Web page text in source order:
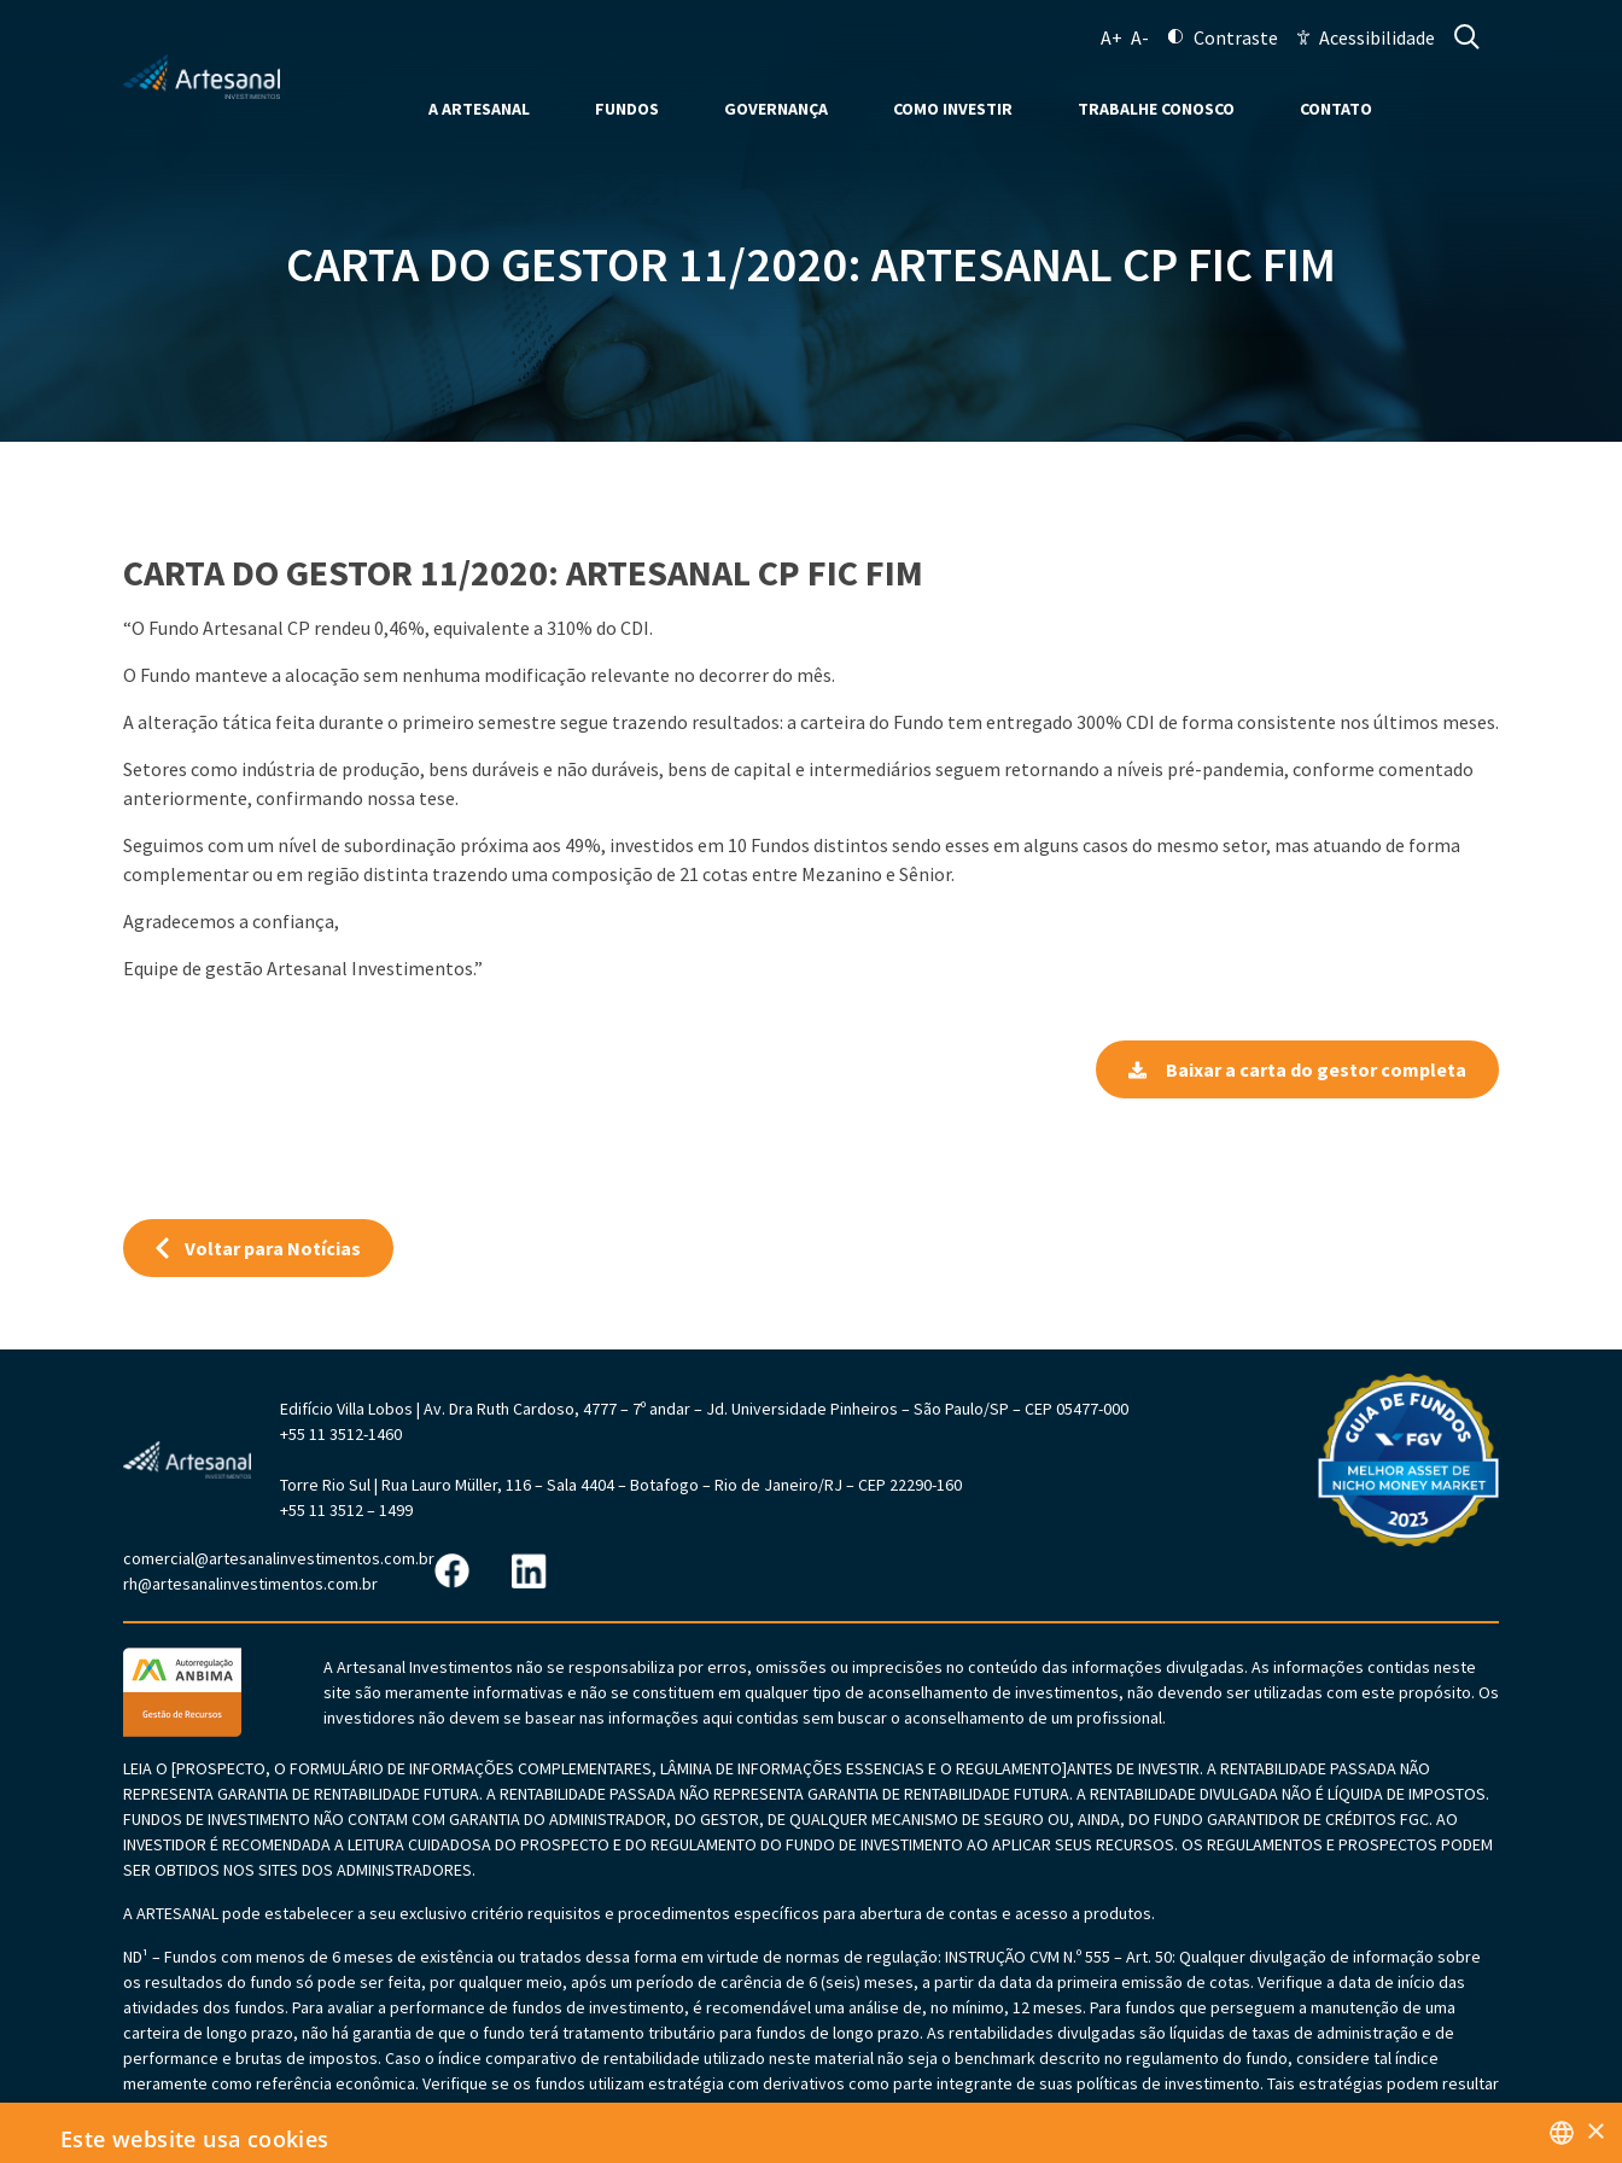
A+ A- Contraste Acessibilidade
A ARTESANAL FUNDOS GOVERNANÇA COMO INVESTIR TRABALHE CONOSCO CONTATO
CARTA DO GESTOR 11/2020: ARTESANAL CP FIC FIM
CARTA DO GESTOR 11/2020: ARTESANAL CP FIC FIM
“O Fundo Artesanal CP rendeu 0,46%, equivalente a 310% do CDI.
O Fundo manteve a alocação sem nenhuma modificação relevante no decorrer do mês.
A alteração tática feita durante o primeiro semestre segue trazendo resultados: a carteira do Fundo tem entregado 300% CDI de forma consistente nos últimos meses.
Setores como indústria de produção, bens duráveis e não duráveis, bens de capital e intermediários seguem retornando a níveis pré-pandemia, conforme comentado
anteriormente, confirmando nossa tese.
Seguimos com um nível de subordinação próxima aos 49%, investidos em 10 Fundos distintos sendo esses em alguns casos do mesmo setor, mas atuando de forma
complementar ou em região distinta trazendo uma composição de 21 cotas entre Mezanino e Sênior.
Agradecemos a confiança,
Equipe de gestão Artesanal Investimentos.”
Baixar a carta do gestor completa
Voltar para Notícias
Edifício Villa Lobos | Av. Dra Ruth Cardoso, 4777 – 7º andar – Jd. Universidade Pinheiros – São Paulo/SP – CEP 05477-000
+55 11 3512-1460
Torre Rio Sul | Rua Lauro Müller, 116 – Sala 4404 – Botafogo – Rio de Janeiro/RJ – CEP 22290-160
+55 11 3512 – 1499
comercial@artesanalinvestimentos.com.br
rh@artesanalinvestimentos.com.br
A Artesanal Investimentos não se responsabiliza por erros, omissões ou imprecisões no conteúdo das informações divulgadas. As informações contidas neste
site são meramente informativas e não se constituem em qualquer tipo de aconselhamento de investimentos, não devendo ser utilizadas com este propósito. Os
investidores não devem se basear nas informações aqui contidas sem buscar o aconselhamento de um profissional.
LEIA O [PROSPECTO, O FORMULÁRIO DE INFORMAÇÕES COMPLEMENTARES, LÂMINA DE INFORMAÇÕES ESSENCIAS E O REGULAMENTO]ANTES DE INVESTIR. A RENTABILIDADE PASSADA NÃO
REPRESENTA GARANTIA DE RENTABILIDADE FUTURA. A RENTABILIDADE PASSADA NÃO REPRESENTA GARANTIA DE RENTABILIDADE FUTURA. A RENTABILIDADE DIVULGADA NÃO É LÍQUIDA DE IMPOSTOS.
FUNDOS DE INVESTIMENTO NÃO CONTAM COM GARANTIA DO ADMINISTRADOR, DO GESTOR, DE QUALQUER MECANISMO DE SEGURO OU, AINDA, DO FUNDO GARANTIDOR DE CRÉDITOS FGC. AO
INVESTIDOR É RECOMENDADA A LEITURA CUIDADOSA DO PROSPECTO E DO REGULAMENTO DO FUNDO DE INVESTIMENTO AO APLICAR SEUS RECURSOS. OS REGULAMENTOS E PROSPECTOS PODEM
SER OBTIDOS NOS SITES DOS ADMINISTRADORES.
A ARTESANAL pode estabelecer a seu exclusivo critério requisitos e procedimentos específicos para abertura de contas e acesso a produtos.
ND¹ – Fundos com menos de 6 meses de existência ou tratados dessa forma em virtude de normas de regulação: INSTRUÇÃO CVM N.º 555 – Art. 50: Qualquer divulgação de informação sobre
os resultados do fundo só pode ser feita, por qualquer meio, após um período de carência de 6 (seis) meses, a partir da data da primeira emissão de cotas. Verifique a data de início das
atividades dos fundos. Para avaliar a performance de fundos de investimento, é recomendável uma análise de, no mínimo, 12 meses. Para fundos que perseguem a manutenção de uma
carteira de longo prazo, não há garantia de que o fundo terá tratamento tributário para fundos de longo prazo. As rentabilidades divulgadas são líquidas de taxas de administração e de
performance e brutas de impostos. Caso o índice comparativo de rentabilidade utilizado neste material não seja o benchmark descrito no regulamento do fundo, considere tal índice
meramente como referência econômica. Verifique se os fundos utilizam estratégia com derivativos como parte integrante de suas políticas de investimento. Tais estratégias podem resultar
em perdas patrimoniais para seus cotistas, podendo inclusive acarretar perdas superiores ao capital aplicado e a consequente obrigação do cotista de aportar recursos adicionais para
cobrir os prejuízos dos fundos. Verifique se os fundos estão autorizados a realizar aplicações em ativos financeiros no exterior. Verifique se os fundos investem em crédito privado. Tais
×
Este website usa cookies